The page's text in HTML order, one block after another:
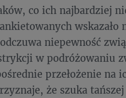
co ich najbardziej
wskazało
niepewność
w podróżowaniu
przełożenie na
że szuka